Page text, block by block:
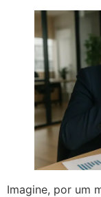
Imagine, por um